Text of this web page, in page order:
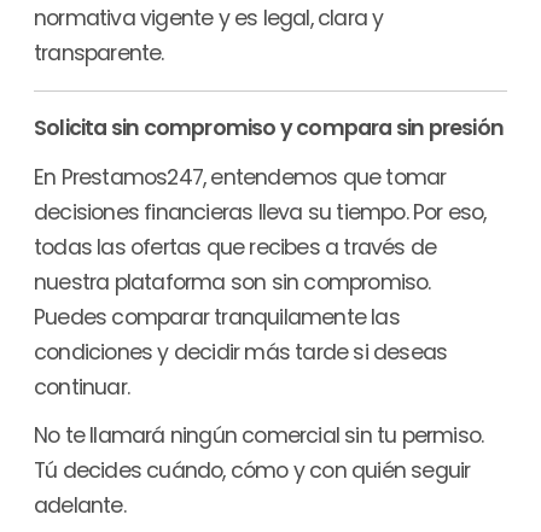
normativa vigente y es legal, clara y
transparente.
Solicita sin compromiso y compara sin presión
En Prestamos247, entendemos que tomar
decisiones financieras lleva su tiempo. Por eso,
todas las ofertas que recibes a través de
nuestra plataforma son sin compromiso.
Puedes comparar tranquilamente las
condiciones y decidir más tarde si deseas
continuar.
No te llamará ningún comercial sin tu permiso.
Tú decides cuándo, cómo y con quién seguir
adelante.